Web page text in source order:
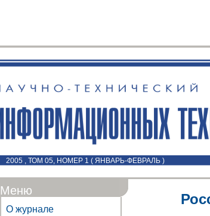
2005 , ТОМ 05, НОМЕР 1 ( ЯНВАРЬ-ФЕВРАЛЬ )
Меню
О журнале